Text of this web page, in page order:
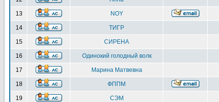
13 NOY
14 ТИГР
15 СИРЕНА
16 Одинокий голодный волк
17 Марина Матвевна
18 ФППМ
19 СЭМ